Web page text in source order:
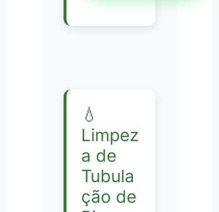
💧
Limpez
a de
Tubula
ção de